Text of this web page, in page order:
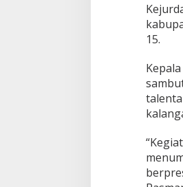
15.